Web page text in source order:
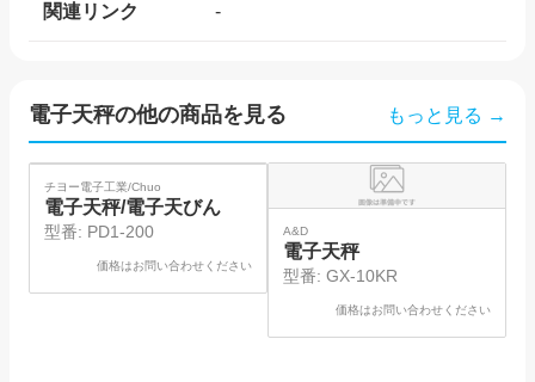
関連リンク -
電子天秤の他の商品を見る もっと見る →
SOLD
チヨー電子工業/Chuo
電子天秤/電子天びん
型番: PD1-200
価格はお問い合わせください
A&D
電子天秤
型番: GX-10KR
価格はお問い合わせください